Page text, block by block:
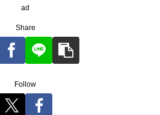
ad
Share
Follow